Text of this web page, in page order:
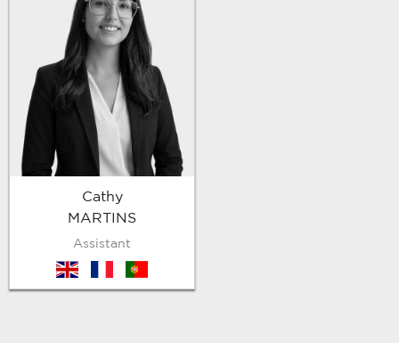
Cathy
MARTINS
Assistant
en pt